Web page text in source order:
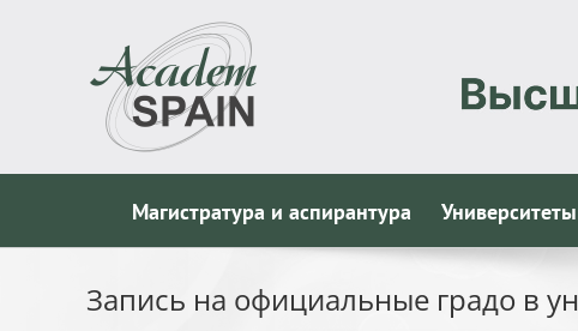
Магистратура и аспирантура
Запись на официальные градо в